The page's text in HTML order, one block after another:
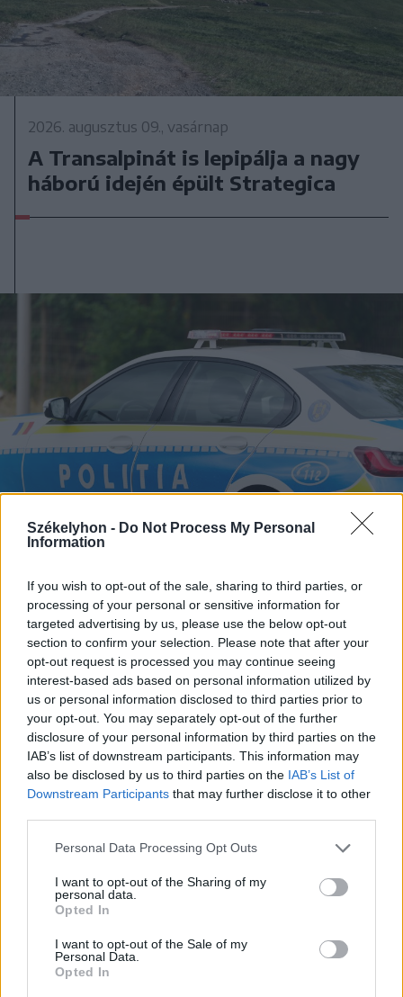
Székelyhon - Do Not Process My Personal
Information
If you wish to opt-out of the sale, sharing to third parties, or
processing of your personal or sensitive information for
targeted advertising by us, please use the below opt-out
section to confirm your selection. Please note that after your
opt-out request is processed you may continue seeing
interest-based ads based on personal information utilized by
us or personal information disclosed to third parties prior to
your opt-out. You may separately opt-out of the further
disclosure of your personal information by third parties on the
IAB’s list of downstream participants. This information may
also be disclosed by us to third parties on the IAB’s List of
Downstream Participants that may further disclose it to other
Personal Data Processing Opt Outs
I want to opt-out of the Sharing of my
personal data.
Opted In
I want to opt-out of the Sale of my
Personal Data.
Opted In
2026. augusztus 09., vasárnap
A Transalpinát is lepipálja a nagy
háború idején épült Strategica
2026. augusztus 09., vasárnap
Három férfit vettek őrizetbe a
megtámadott mentőautó ügyében